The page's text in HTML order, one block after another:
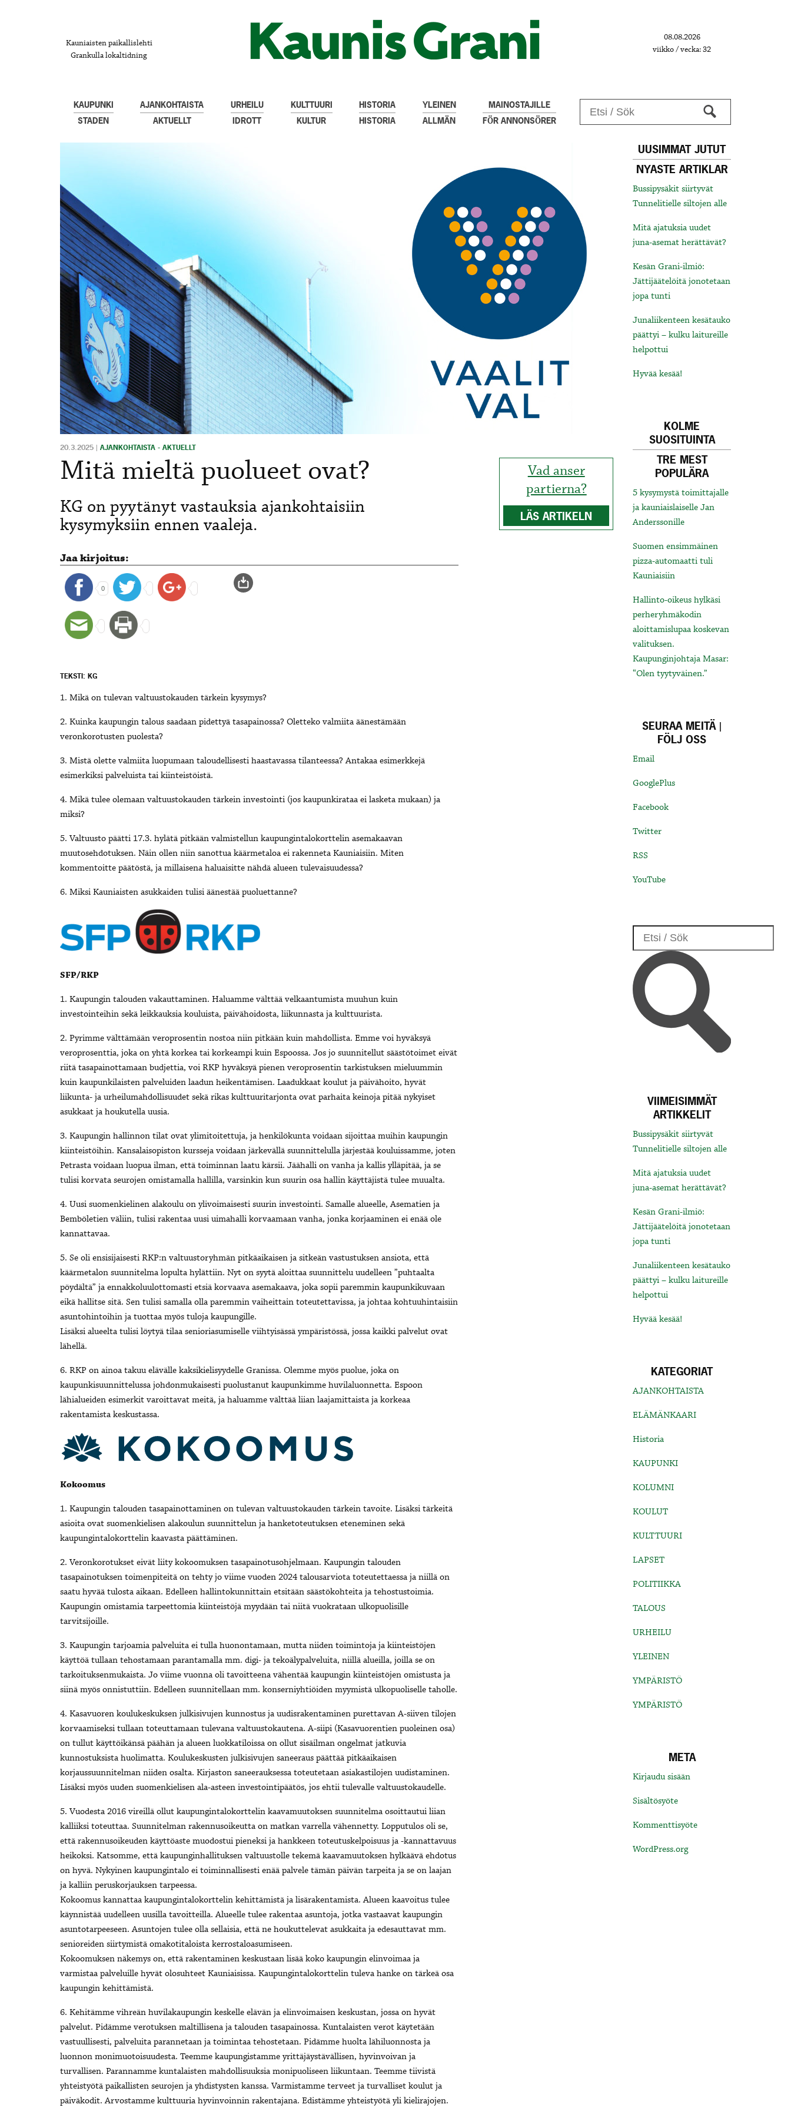
Kauniaisten paikallislehti
Grankulla lokaltidning
08.08.2026
viikko / vecka: 32
KAUPUNKI
STADEN
AJANKOHTAISTA
AKTUELLT
URHEILU
IDROTT
KULTTUURI
KULTUR
HISTORIA
HISTORIA
YLEINEN
ALLMÄN
MAINOSTAJILLE
FÖR ANNONSÖRER
Vad anser
partierna?
LÄS ARTIKELN
20.3.2025 | AJANKOHTAISTA - AKTUELLT
Mitä mieltä puolueet ovat?
KG on pyytänyt vastauksia ajankohtaisiin
kysymyksiin ennen vaaleja.
Jaa kirjoitus:
0
TEKSTI: KG
1. Mikä on tulevan valtuustokauden tärkein kysymys?
2. Kuinka kaupungin talous saadaan pidettyä tasapainossa? Oletteko valmiita äänestämään
veronkorotusten puolesta?
3. Mistä olette valmiita luopumaan taloudellisesti haastavassa tilanteessa? Antakaa esimerkkejä
esimerkiksi palveluista tai kiinteistöistä.
4. Mikä tulee olemaan valtuustokauden tärkein investointi (jos kaupunkirataa ei lasketa mukaan) ja
miksi?
5. Valtuusto päätti 17.3. hylätä pitkään valmistellun kaupungintalokorttelin asemakaavan
muutosehdotuksen. Näin ollen niin sanottua käärmetaloa ei rakenneta Kauniaisiin. Miten
kommentoitte päätöstä, ja millaisena haluaisitte nähdä alueen tulevaisuudessa?
6. Miksi Kauniaisten asukkaiden tulisi äänestää puoluettanne?
SFP/RKP
1. Kaupungin talouden vakauttaminen. Haluamme välttää velkaantumista muuhun kuin
investointeihin sekä leikkauksia kouluista, päivähoidosta, liikunnasta ja kulttuurista.
2. Pyrimme välttämään veroprosentin nostoa niin pitkään kuin mahdollista. Emme voi hyväksyä
veroprosenttia, joka on yhtä korkea tai korkeampi kuin Espoossa. Jos jo suunnitellut säästötoimet eivät
riitä tasapainottamaan budjettia, voi RKP hyväksyä pienen veroprosentin tarkistuksen mieluummin
kuin kaupunkilaisten palveluiden laadun heikentämisen. Laadukkaat koulut ja päivähoito, hyvät
liikunta- ja urheilumahdollisuudet sekä rikas kulttuuritarjonta ovat parhaita keinoja pitää nykyiset
asukkaat ja houkutella uusia.
3. Kaupungin hallinnon tilat ovat ylimitoitettuja, ja henkilökunta voidaan sijoittaa muihin kaupungin
kiinteistöihin. Kansalaisopiston kursseja voidaan järkevällä suunnittelulla järjestää kouluissamme, joten
Petrasta voidaan luopua ilman, että toiminnan laatu kärsii. Jäähalli on vanha ja kallis ylläpitää, ja se
tulisi korvata seurojen omistamalla hallilla, varsinkin kun suurin osa hallin käyttäjistä tulee muualta.
4. Uusi suomenkielinen alakoulu on ylivoimaisesti suurin investointi. Samalle alueelle, Asematien ja
Bemböletien väliin, tulisi rakentaa uusi uimahalli korvaamaan vanha, jonka korjaaminen ei enää ole
kannattavaa.
5. Se oli ensisijaisesti RKP:n valtuustoryhmän pitkäaikaisen ja sitkeän vastustuksen ansiota, että
käärmetalon suunnitelma lopulta hylättiin. Nyt on syytä aloittaa suunnittelu uudelleen ”puhtaalta
pöydältä” ja ennakkoluulottomasti etsiä korvaava asemakaava, joka sopii paremmin kaupunkikuvaan
eikä hallitse sitä. Sen tulisi samalla olla paremmin vaiheittain toteutettavissa, ja johtaa kohtuuhintaisiin
asuntohintoihin ja tuottaa myös tuloja kaupungille.
Lisäksi alueelta tulisi löytyä tilaa senioriasumiselle viihtyisässä ympäristössä, jossa kaikki palvelut ovat
lähellä.
6. RKP on ainoa takuu elävälle kaksikielisyydelle Granissa. Olemme myös puolue, joka on
kaupunkisuunnittelussa johdonmukaisesti puolustanut kaupunkimme huvilaluonnetta. Espoon
lähialueiden esimerkit varoittavat meitä, ja haluamme välttää liian laajamittaista ja korkeaa
rakentamista keskustassa.
Kokoomus
1. Kaupungin talouden tasapainottaminen on tulevan valtuustokauden tärkein tavoite. Lisäksi tärkeitä
asioita ovat suomenkielisen alakoulun suunnittelun ja hanketoteutuksen eteneminen sekä
kaupungintalokorttelin kaavasta päättäminen.
2. Veronkorotukset eivät liity kokoomuksen tasapainotusohjelmaan. Kaupungin talouden
tasapainotuksen toimenpiteitä on tehty jo viime vuoden 2024 talousarviota toteutettaessa ja niillä on
saatu hyvää tulosta aikaan. Edelleen hallintokunnittain etsitään säästökohteita ja tehostustoimia.
Kaupungin omistamia tarpeettomia kiinteistöjä myydään tai niitä vuokrataan ulkopuolisille
tarvitsijoille.
3. Kaupungin tarjoamia palveluita ei tulla huonontamaan, mutta niiden toimintoja ja kiinteistöjen
käyttöä tullaan tehostamaan parantamalla mm. digi- ja tekoälypalveluita, niillä alueilla, joilla se on
tarkoituksenmukaista. Jo viime vuonna oli tavoitteena vähentää kaupungin kiinteistöjen omistusta ja
siinä myös onnistuttiin. Edelleen suunnitellaan mm. konserniyhtiöiden myymistä ulkopuoliselle taholle.
4. Kasavuoren koulukeskuksen julkisivujen kunnostus ja uudisrakentaminen purettavan A-siiven tilojen
korvaamiseksi tullaan toteuttamaan tulevana valtuustokautena. A-siipi (Kasavuorentien puoleinen osa)
on tullut käyttöikänsä päähän ja alueen luokkatiloissa on ollut sisäilman ongelmat jatkuvia
kunnostuksista huolimatta. Koulukeskusten julkisivujen saneeraus päättää pitkäaikaisen
korjaussuunnitelman niiden osalta. Kirjaston saneerauksessa toteutetaan asiakastilojen uudistaminen.
Lisäksi myös uuden suomenkielisen ala-asteen investointipäätös, jos ehtii tulevalle valtuustokaudelle.
5. Vuodesta 2016 vireillä ollut kaupungintalokorttelin kaavamuutoksen suunnitelma osoittautui liian
kalliiksi toteuttaa. Suunnitelman rakennusoikeutta on matkan varrella vähennetty. Lopputulos oli se,
että rakennusoikeuden käyttöaste muodostui pieneksi ja hankkeen toteutuskelpoisuus ja -kannattavuus
heikoksi. Katsomme, että kaupunginhallituksen valtuustolle tekemä kaavamuutoksen hylkäävä ehdotus
on hyvä. Nykyinen kaupungintalo ei toiminnallisesti enää palvele tämän päivän tarpeita ja se on laajan
ja kalliin peruskorjauksen tarpeessa.
Kokoomus kannattaa kaupungintalokorttelin kehittämistä ja lisärakentamista. Alueen kaavoitus tulee
käynnistää uudelleen uusilla tavoitteilla. Alueelle tulee rakentaa asuntoja, jotka vastaavat kaupungin
asuntotarpeeseen. Asuntojen tulee olla sellaisia, että ne houkuttelevat asukkaita ja edesauttavat mm.
senioreiden siirtymistä omakotitaloista kerrostaloasumiseen.
Kokoomuksen näkemys on, että rakentaminen keskustaan lisää koko kaupungin elinvoimaa ja
varmistaa palveluille hyvät olosuhteet Kauniaisissa. Kaupungintalokorttelin tuleva hanke on tärkeä osa
kaupungin kehittämistä.
6. Kehitämme vihreän huvilakaupungin keskelle elävän ja elinvoimaisen keskustan, jossa on hyvät
palvelut. Pidämme verotuksen maltillisena ja talouden tasapainossa. Kuntalaisten verot käytetään
vastuullisesti, palveluita parannetaan ja toimintaa tehostetaan. Pidämme huolta lähiluonnosta ja
luonnon monimuotoisuudesta. Teemme kaupungistamme yrittäjäystävällisen, hyvinvoivan ja
turvallisen. Parannamme kuntalaisten mahdollisuuksia monipuoliseen liikuntaan. Teemme tiivistä
yhteistyötä paikallisten seurojen ja yhdistysten kanssa. Varmistamme terveet ja turvalliset koulut ja
päiväkodit. Arvostamme kulttuuria hyvinvoinnin rakentajana. Edistämme yhteistyötä yli kielirajojen.
UUSIMMAT JUTUT
NYASTE ARTIKLAR
Bussipysäkit siirtyvät
Tunnelitielle siltojen alle
Mitä ajatuksia uudet
juna-asemat herättävät?
Kesän Grani-ilmiö:
Jättijäätelöitä jonotetaan
jopa tunti
Junaliikenteen kesätauko
päättyi – kulku laitureille
helpottui
Hyvää kesää!
KOLME
SUOSITUINTA
TRE MEST
POPULÄRA
5 kysymystä toimittajalle
ja kauniaislaiselle Jan
Anderssonille
Suomen ensimmäinen
pizza-automaatti tuli
Kauniaisiin
Hallinto-oikeus hylkäsi
perheryhmäkodin
aloittamislupaa koskevan
valituksen.
Kaupunginjohtaja Masar:
“Olen tyytyväinen.”
SEURAA MEITÄ |
FÖLJ OSS
Email
GooglePlus
Facebook
Twitter
RSS
YouTube
VIIMEISIMMÄT
ARTIKKELIT
Bussipysäkit siirtyvät
Tunnelitielle siltojen alle
Mitä ajatuksia uudet
juna-asemat herättävät?
Kesän Grani-ilmiö:
Jättijäätelöitä jonotetaan
jopa tunti
Junaliikenteen kesätauko
päättyi – kulku laitureille
helpottui
Hyvää kesää!
KATEGORIAT
AJANKOHTAISTA
ELÄMÄNKAARI
Historia
KAUPUNKI
KOLUMNI
KOULUT
KULTTUURI
LAPSET
POLITIIKKA
TALOUS
URHEILU
YLEINEN
YMPÄRISTÖ
YMPÄRISTÖ
META
Kirjaudu sisään
Sisältösyöte
Kommenttisyöte
WordPress.org